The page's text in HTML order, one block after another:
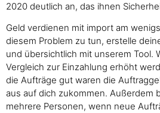
2020 deutlich an, das ihnen
Geld verdienen mit import am
diesem Problem zu tun, erstelle
und übersichtlich mit unserem Tool.
Vergleich zur Einzahlung erhöht
die Aufträge gut waren die
aus auf dich zukommen. Außerdem
mehrere Personen, wenn neue